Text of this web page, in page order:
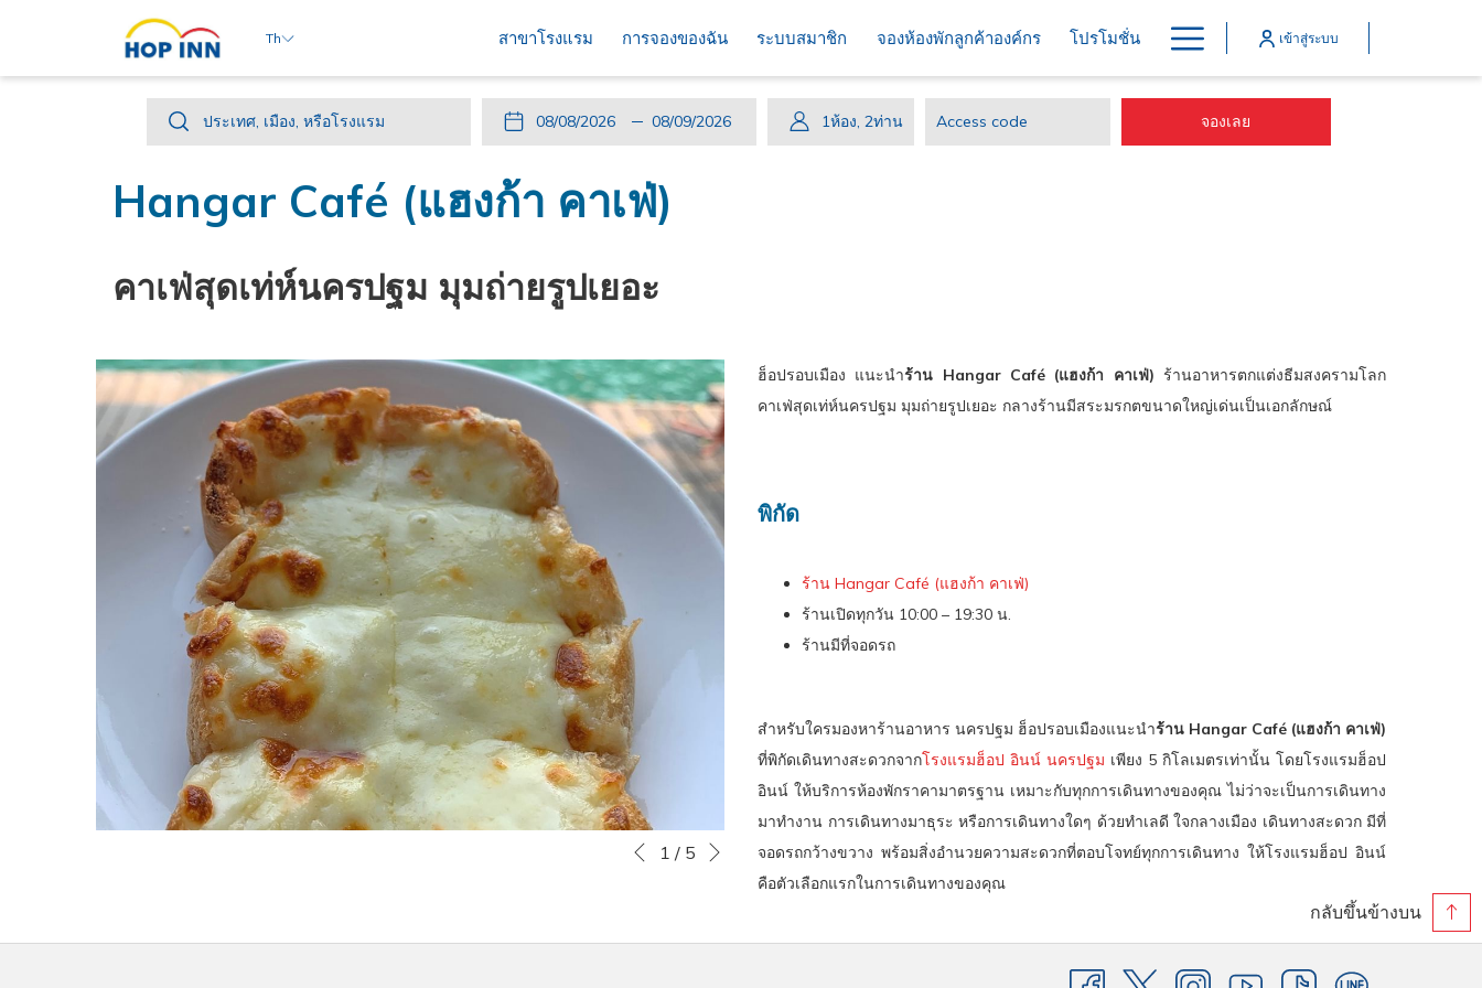
Th สาขาโรงแรม การจองของฉัน ระบบสมาชิก จองห้องพักลูกค้าองค์กร โปรโมชั่น Hamburger
Menu
เข้าสู่ระบบ
ประเทศ,
เมือง,
โรงแรม
ประเทศ, เมือง, หรือโรงแรม
วัน
ที่
พัก
ปุ่ม
นี้
ใช้
วัน
ที่
อิน
วัน
เช็ค
ที่
คือ
8.
2026.
วัน
เดิน
ปุ่ม
นี้
จะ
เปิด
ใช้
วัน
ที่
เช็ค
เอา
วัน
เช็ค
สิงหาคม
2026.
1ห้อง, 2ท่าน จองเลย
Hangar Café (แฮงก้า คาเฟ่)
คาเฟ่สุดเท่ห์นครปฐม มุมถ่ายรูปเยอะ
Slideshow
Clicking
following
หน้าที่แล้ว
1 / 5
ฮ็อปรอบเมือง แนะนำร้าน Hangar Café (แฮงก้า คาเฟ่) ร้านอาหารตกแต่งธีมสงครามโลก
คาเฟ่สุดเท่ห์นครปฐม มุมถ่ายรูปเยอะ กลางร้านมีสระมรกตขนาดใหญ่เด่นเป็นเอกลักษณ์
พิกัด
ร้าน Hangar Café (แฮงก้า คาเฟ่)
ร้านเปิดทุกวัน 10:00 – 19:30 น.​
ร้านมีที่จอดรถ
สำหรับใครมองหาร้านอาหาร นครปฐม ฮ็อปรอบเมืองแนะนำร้าน Hangar Café (แฮงก้า คาเฟ่)
ที่พิกัดเดินทางสะดวกจากโรงแรมฮ็อป อินน์ นครปฐม เพียง 5 กิโลเมตรเท่านั้น โดยโรงแรมฮ็อป
อินน์ ให้บริการห้องพักราคามาตรฐาน เหมาะกับทุกการเดินทางของคุณ ไม่ว่าจะเป็นการเดินทาง
มาทำงาน การเดินทางมาธุระ หรือการเดินทางใดๆ ด้วยทำเลดี ใจกลางเมือง เดินทางสะดวก มีที่
จอดรถกว้างขวาง พร้อมสิ่งอำนวยความสะดวกที่ตอบโจทย์ทุกการเดินทาง ให้โรงแรมฮ็อป อินน์
คือตัวเลือกแรกในการเดินทางของคุณ
กลับขึ้นข้างบน